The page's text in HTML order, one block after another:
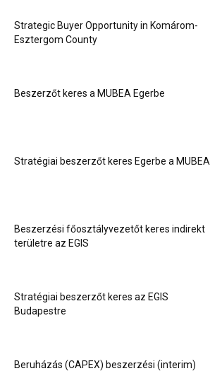
Strategic Buyer Opportunity in Komárom-
Esztergom County
Beszerzőt keres a MUBEA Egerbe
Stratégiai beszerzőt keres Egerbe a MUBEA
Beszerzési főosztályvezetőt keres indirekt
területre az EGIS
Stratégiai beszerzőt keres az EGIS
Budapestre
Beruházás (CAPEX) beszerzési (interim)